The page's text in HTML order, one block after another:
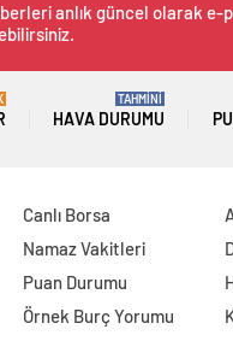
anlık güncel olarak
HAVA DURUMU
TAHMİNİ
Canlı Borsa
Namaz Vakitleri
Puan Durumu
Örnek Burç Yorumu